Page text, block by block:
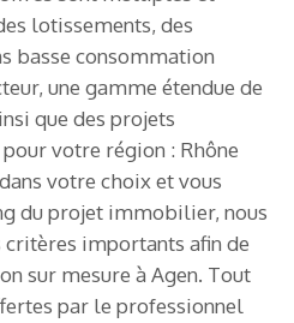
lotissements, des
basse consommation
une gamme étendue de
que des projets
votre région : Rhône
votre choix et vous
du projet immobilier, nous
importants afin de
sur mesure à Agen. Tout
par le professionnel